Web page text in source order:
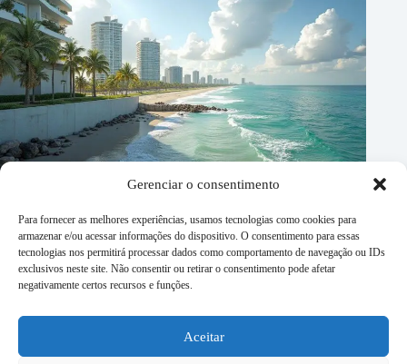
Gerenciar o consentimento
Para fornecer as melhores experiências, usamos tecnologias como cookies para
armazenar e/ou acessar informações do dispositivo. O consentimento para essas
tecnologias nos permitirá processar dados como comportamento de navegação ou IDs
exclusivos neste site. Não consentir ou retirar o consentimento pode afetar
negativamente certos recursos e funções.
Aceitar
Coastal Construction constrói fundação abaixo do lençol